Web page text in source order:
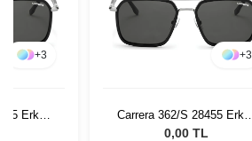
+3
Erkek
+3
Carrera 362/S 28455 Erkek
Güneş Gözlüğü
0,00 TL